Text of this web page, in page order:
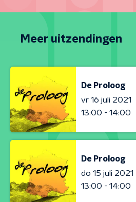
Meer uitzendingen
De Proloog
vr 16 juli 2021
13:00 - 14:00
De Proloog
do 15 juli 2021
13:00 - 14:00